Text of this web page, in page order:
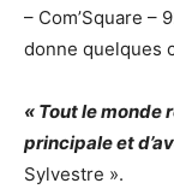
– Com’Square –
donne quelques
« Tout le monde
principale et
Sylvestre ».